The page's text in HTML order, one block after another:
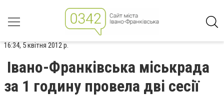
16:34, 5 квітня 2012 р.
Івано-Франківська міськрада
за 1 годину провела дві сесії